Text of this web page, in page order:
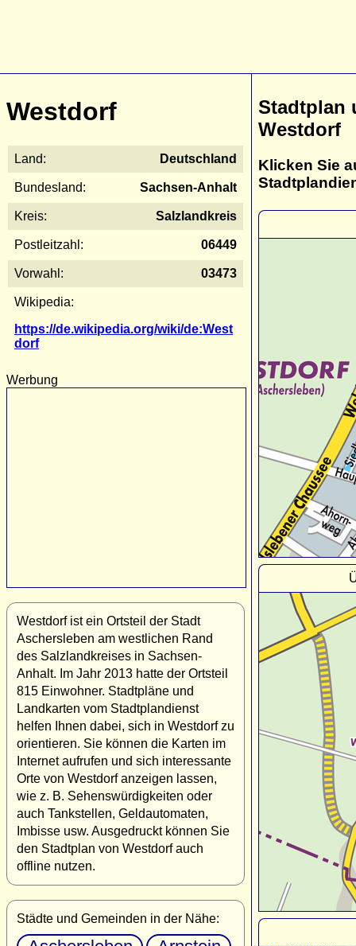
Westdorf
Land: Deutschland
Bundesland: Sachsen-Anhalt
Kreis: Salzlandkreis
Postleitzahl: 06449
Vorwahl: 03473
Wikipedia:
https://de.wikipedia.org/wiki/de:West
dorf
Werbung
Westdorf ist ein Ortsteil der Stadt
Aschersleben am westlichen Rand
des Salzlandkreises in Sachsen-
Anhalt. Im Jahr 2013 hatte der Ortsteil
815 Einwohner. Stadtpläne und
Landkarten vom Stadtplandienst
helfen Ihnen dabei, sich in Westdorf zu
orientieren. Sie können die Karten im
Internet aufrufen und sich interessante
Orte von Westdorf anzeigen lassen,
wie z. B. Sehenswürdigkeiten oder
auch Tankstellen, Geldautomaten,
Imbisse usw. Ausgedruckt können Sie
den Stadtplan von Westdorf auch
offline nutzen.
Städte und Gemeinden in der Nähe:
Stadtplan
Westdorf
Klicken Sie